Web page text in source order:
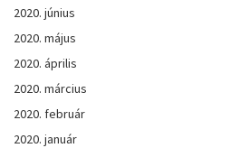
2020. június
2020. május
2020. április
2020. március
2020. február
2020. január